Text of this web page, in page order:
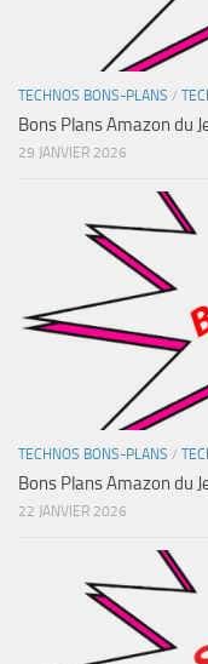
TECHNOS BONS-PLANS /
Bons Plans Amazon du
29 JANVIER 2026
TECHNOS BONS-PLANS /
Bons Plans Amazon du
22 JANVIER 2026